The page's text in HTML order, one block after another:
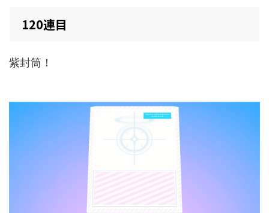
120連目
紫封筒！